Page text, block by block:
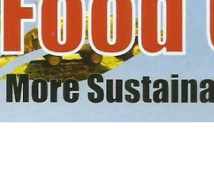
Latih Olah Singkong, KKN Universitas
Makanan dengan McCormick, Ciptakan Raksasa